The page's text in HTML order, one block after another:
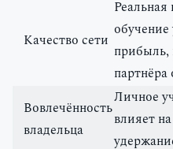
Качество сети
Реальная
обучение
прибыль,
партнёра
Вовлечённость
владельца
Личное
влияет